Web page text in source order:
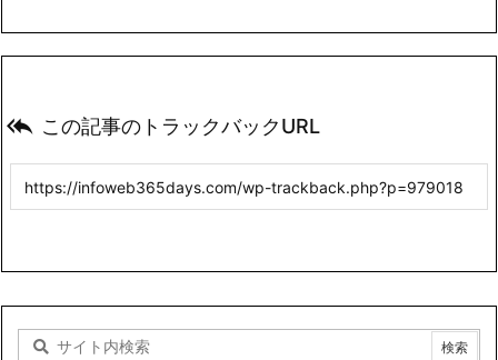
 この記事のトラックバックURL